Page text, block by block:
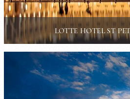
LOTTE HOTEL ST